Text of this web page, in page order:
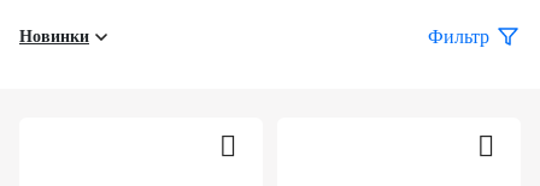
Новинки Фильтр